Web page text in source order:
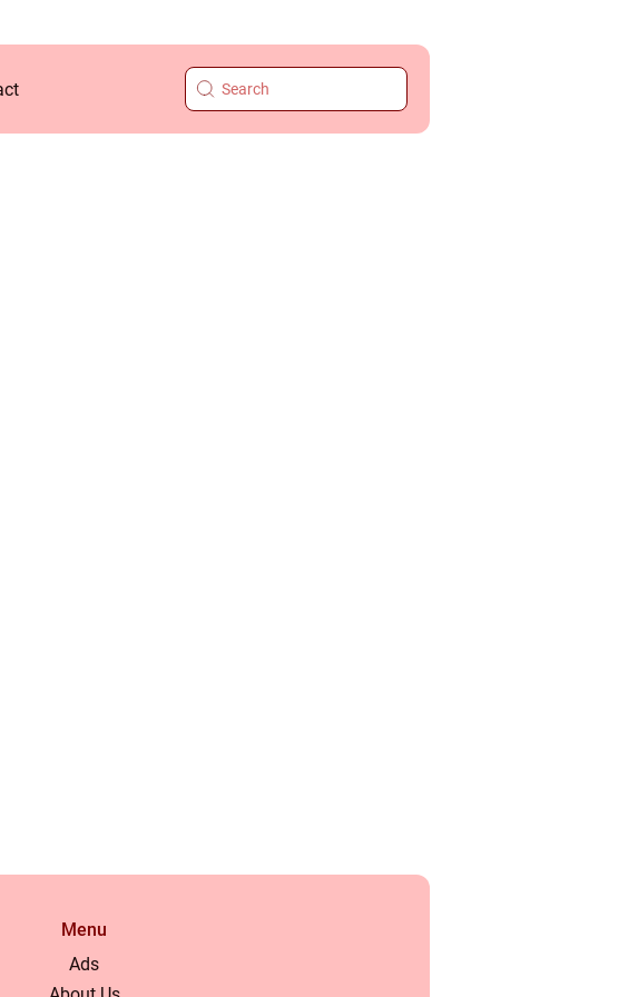
Menu
Ads